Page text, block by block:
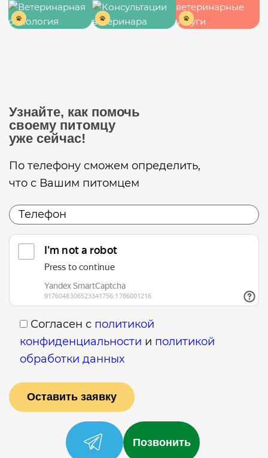
Узнайте, как помочь
своему питомцу
уже сейчас!
По телефону сможем определить,
что с Вашим питомцем
Согласен с политикой
конфиденциальности и политикой
обработки данных
Позвонить